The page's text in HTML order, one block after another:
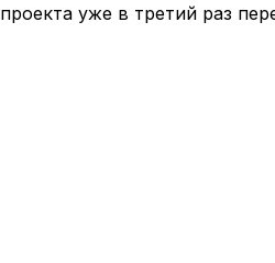
уже в третий раз